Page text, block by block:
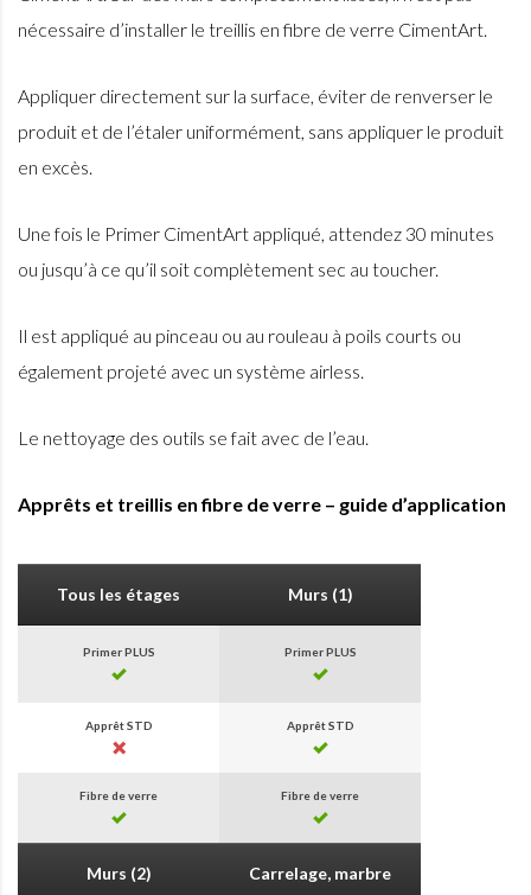
nécessaire d’installer le treillis en fibre de verre CimentArt.
Appliquer directement sur la surface, éviter de renverser le
produit et de l’étaler uniformément, sans appliquer le produit
en excès.
Une fois le Primer CimentArt appliqué, attendez 30 minutes
ou jusqu’à ce qu’il soit complètement sec au toucher.
Il est appliqué au pinceau ou au rouleau à poils courts ou
également projeté avec un système airless.
Le nettoyage des outils se fait avec de l’eau.
Apprêts et treillis en fibre de verre – guide d’application
Tous les étages
Primer PLUS
Apprêt STD
Fibre de verre
Murs (1)
Primer PLUS
Apprêt STD
Fibre de verre
Murs (2) Carrelage, marbre